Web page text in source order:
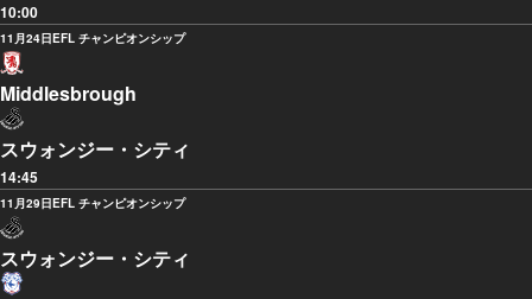
10:00
11月24日EFL チャンピオンシップ
Middlesbrough
スウォンジー・シティ
14:45
11月29日EFL チャンピオンシップ
スウォンジー・シティ